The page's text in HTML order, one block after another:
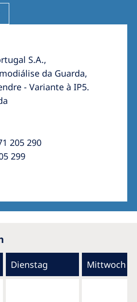
S.A.,
da Guarda,
- Variante à IP5.
205 290
299
Dienstag Mittwoch